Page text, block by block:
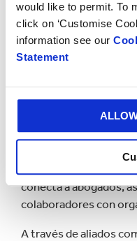
would like to permit. To
click on ‘Customise
information see our
Statement
nuestra sede de
Georgia, están
profesional en
trabajo legal pro
conecta a abogados,
colaboradores con
A través de aliados